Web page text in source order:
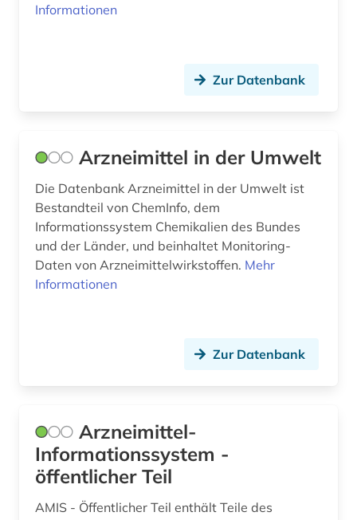
lexikon (2)
malerei (1)
marine biogeochmie (1)
marine geosysteme (1)
maritime meteorologie (1)
mathematik (4)
medizin (34)
Informationen
Zur Datenbank
Arzneimittel in der Umwelt
Die Datenbank Arzneimittel in der Umwelt ist
Bestandteil von ChemInfo, dem
Informationssystem Chemikalien des Bundes
und der Länder, und beinhaltet Monitoring-
Daten von Arzneimittelwirkstoffen. Mehr
Informationen
Zur Datenbank
Arzneimittel-
Informationssystem -
öffentlicher Teil
AMIS - Öffentlicher Teil enthält Teile des